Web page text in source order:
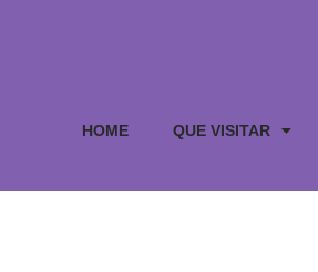
HOME QUE VISITAR